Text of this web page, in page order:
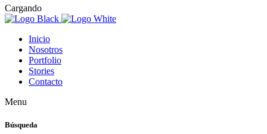
Cargando
Inicio
Nosotros
Portfolio
Stories
Contacto
Menu
Búsqueda